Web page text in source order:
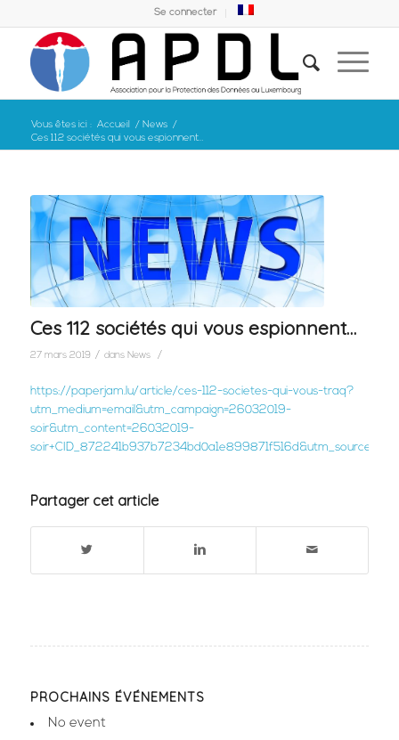
Se connecter
Vous êtes ici : Accueil / News /
Ces 112 sociétés qui vous espionnent…
Ces 112 sociétés qui vous espionnent…
27 mars 2019 / dans News /
https://paperjam.lu/article/ces-112-societes-qui-vous-traq?
utm_medium=email&utm_campaign=26032019-
soir&utm_content=26032019-
Partager cet article
PROCHAINS ÉVÉNEMENTS
No event